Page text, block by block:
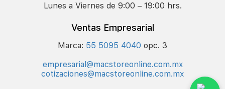
Lunes a Viernes de 9:00 – 19:00 hrs.
Ventas Empresarial
Marca: 55 5095 4040 opc. 3
empresarial@macstoreonline.com.mx
cotizaciones@macstoreonline.com.mx